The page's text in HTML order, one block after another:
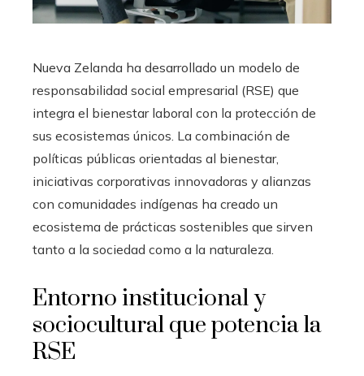
Nueva Zelanda ha desarrollado un modelo de
responsabilidad social empresarial (RSE) que
integra el bienestar laboral con la protección de
sus ecosistemas únicos. La combinación de
políticas públicas orientadas al bienestar,
iniciativas corporativas innovadoras y alianzas
con comunidades indígenas ha creado un
ecosistema de prácticas sostenibles que sirven
tanto a la sociedad como a la naturaleza.
Entorno institucional y
sociocultural que potencia la
RSE